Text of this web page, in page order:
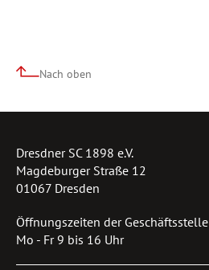
Nach oben
Dresdner SC 1898 e.V.
Magdeburger Straße 12
01067 Dresden
Öffnungszeiten der Geschäftsstelle
Mo - Fr 9 bis 16 Uhr